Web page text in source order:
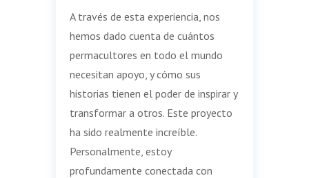
A través de esta experiencia, nos
hemos dado cuenta de cuántos
permacultores en todo el mundo
necesitan apoyo, y cómo sus
historias tienen el poder de inspirar y
transformar a otros. Este proyecto
ha sido realmente increíble.
Personalmente, estoy
profundamente conectada con